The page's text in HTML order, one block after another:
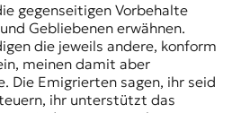
gegenseitigen Vorbehalte
Gebliebenen erwähnen.
die jeweils andere, konform
meinen damit aber
Die Emigrierten sagen, ihr seid
ihr unterstützt das